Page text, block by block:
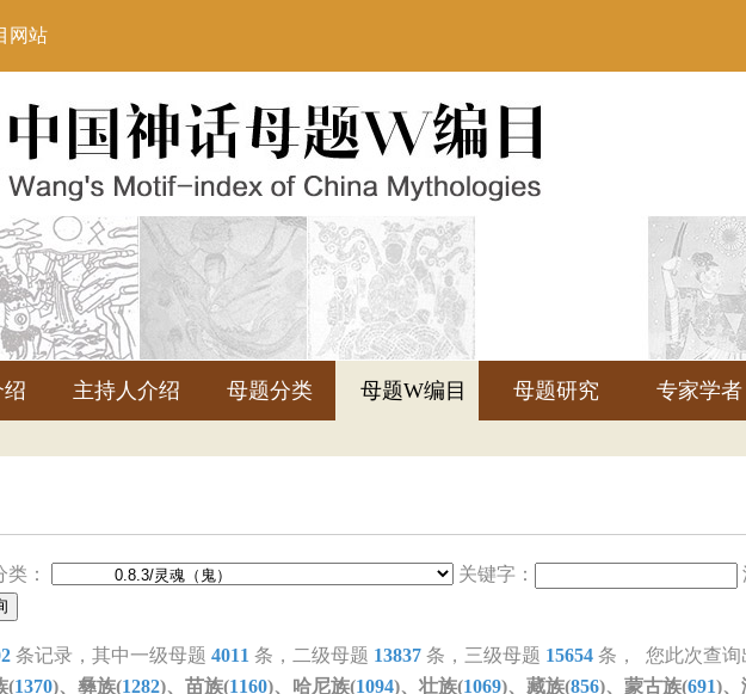
网站
主持人介绍 母题分类 母题W编目 母题研究 专家学者
类： 关键字：
条记录，其中一级母题 4011 条，二级母题 13837 条，三级母题 15654 条， 您此次查
(1370)、彝族(1282)、苗族(1160)、哈尼族(1094)、壮族(1069)、藏族(856)、蒙古族(691)、